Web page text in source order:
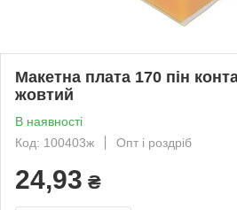
Макетна плата 170 пін
жовтий
В наявності
Код: 100403ж
Опт і роздріб
24,93 ₴